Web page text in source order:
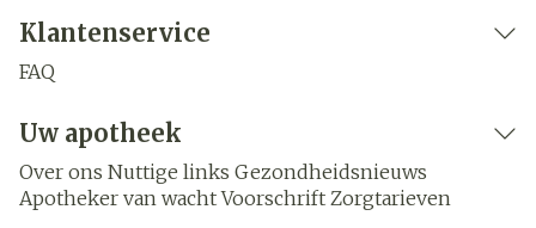
Klantenservice
FAQ
Uw apotheek
Over ons Nuttige links Gezondheidsnieuws
Apotheker van wacht Voorschrift Zorgtarieven